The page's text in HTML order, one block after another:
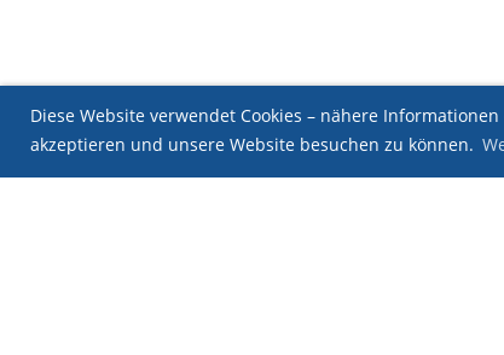
Diese Website verwendet Cookies – nähere
akzeptieren und unsere Website besuchen zu können.